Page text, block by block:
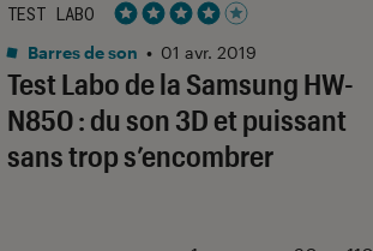
Test Labo de la Samsung HW-
N850 : du son 3D et puissant
sans trop s’encombrer
TEST LABO
Noté 4 étoiles sur 5
Barres de son • 01 avr. 2019